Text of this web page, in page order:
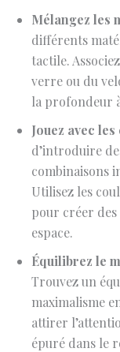
Mélangez les
différents
tactile.
verre ou du
la profondeur
Jouez avec
d’introduire
combinaisons
Utilisez les
pour créer
espace.
Équilibrez le
Trouvez un
maximalisme
attirer
épuré dans le